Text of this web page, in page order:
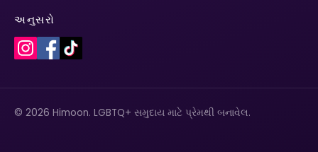
અનુસરો
© 2026 Himoon. LGBTQ+ સમુદાય માટે પ્રેમથી બનાવેલ.